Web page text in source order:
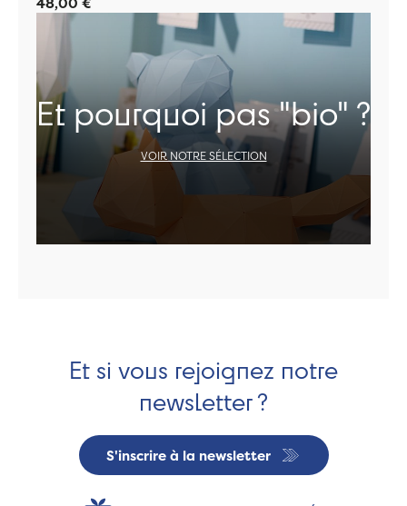
Et pourquoi pas "bio" ?
VOIR NOTRE SÉLECTION
Et si vous rejoignez notre
newsletter ?
S'inscrire à la newsletter